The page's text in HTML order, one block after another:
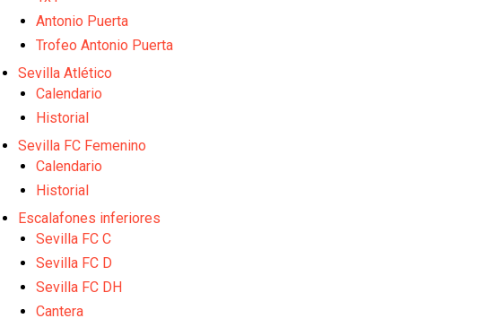
Sow muy cerca de cerrar su traspaso al Genoa
Oso es el siguiente en la lista para salir
Banquillos confirmados: así queda la cantera del Sevilla
Celta y Rayo agitan el mercado de La Liga
Previa | El Sevilla FC cierra la pretemporada con el exigente
Antonio Puerta
Trofeo Antonio Puerta
Sevilla Atlético
Calendario
Historial
Sevilla FC Femenino
Calendario
Historial
Escalafones inferiores
Sevilla FC C
Sevilla FC D
Sevilla FC DH
Cantera